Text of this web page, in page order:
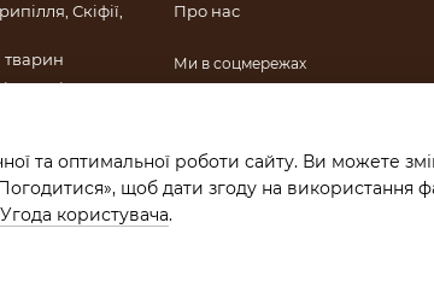
Скіфії,
тварин
сувеніри
сертифікати
Про нас
Ми в соцмережах
та оптимальної роботи сайту. Ви можете
щоб дати згоду на використання
Угода користувача.